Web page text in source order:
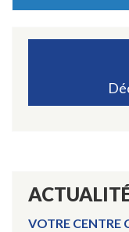
VOTRE CENTRE